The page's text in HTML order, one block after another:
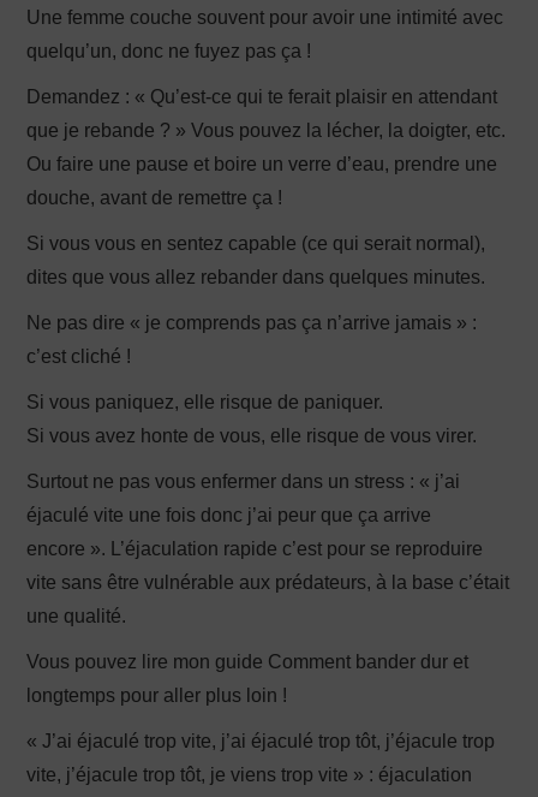
Une femme couche souvent pour avoir une intimité avec
quelqu’un, donc ne fuyez pas ça !
Demandez : « Qu’est-ce qui te ferait plaisir en attendant
que je rebande ? » Vous pouvez la lécher, la doigter, etc.
Ou faire une pause et boire un verre d’eau, prendre une
douche, avant de remettre ça !
Si vous vous en sentez capable (ce qui serait normal),
dites que vous allez rebander dans quelques minutes.
Ne pas dire « je comprends pas ça n’arrive jamais » :
c’est cliché !
Si vous paniquez, elle risque de paniquer.
Si vous avez honte de vous, elle risque de vous virer.
Surtout ne pas vous enfermer dans un stress : « j’ai
éjaculé vite une fois donc j’ai peur que ça arrive
encore ». L’éjaculation rapide c’est pour se reproduire
vite sans être vulnérable aux prédateurs, à la base c’était
une qualité.
Vous pouvez lire mon guide Comment bander dur et
longtemps pour aller plus loin !
« J’ai éjaculé trop vite, j’ai éjaculé trop tôt, j’éjacule trop
vite, j’éjacule trop tôt, je viens trop vite » : éjaculation